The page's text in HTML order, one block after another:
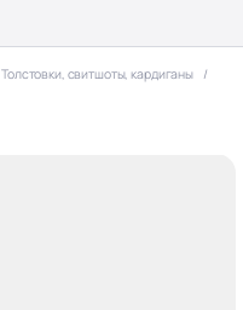
Толстовки, свитшоты, кардиганы